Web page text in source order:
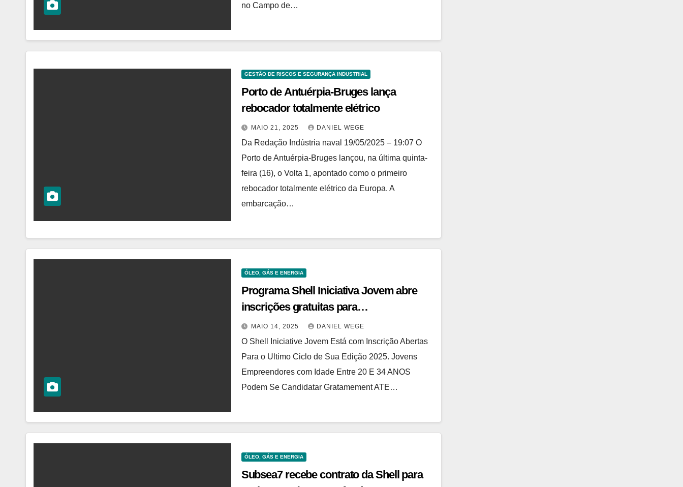
no Campo de…
GESTÃO DE RISCOS E SEGURANÇA INDUSTRIAL
Porto de Antuérpia-Bruges lança
rebocador totalmente elétrico
MAIO 21, 2025 DANIEL WEGE
Da Redação Indústria naval 19/05/2025 – 19:07 O
Porto de Antuérpia-Bruges lançou, na última quinta-
feira (16), o Volta 1, apontado como o primeiro
rebocador totalmente elétrico da Europa. A
embarcação…
ÓLEO, GÁS E ENERGIA
Programa Shell Iniciativa Jovem abre
inscrições gratuitas para
empreendedores do Sudeste até 1º de
junho
MAIO 14, 2025 DANIEL WEGE
O Shell Iniciative Jovem Está com Inscrição Abertas
Para o Ultimo Ciclo de Sua Edição 2025. Jovens
Empreendores com Idade Entre 20 E 34 ANOS
Podem Se Candidatar Gratamement ATE…
ÓLEO, GÁS E ENERGIA
Subsea7 recebe contrato da Shell para